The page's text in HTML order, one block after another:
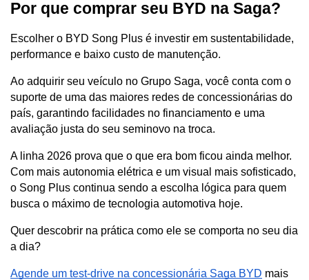
Por que comprar seu BYD na Saga?
Escolher o BYD Song Plus é investir em sustentabilidade,
performance e baixo custo de manutenção.
Ao adquirir seu veículo no Grupo Saga, você conta com o
suporte de uma das maiores redes de concessionárias do
país, garantindo facilidades no financiamento e uma
avaliação justa do seu seminovo na troca.
A linha 2026 prova que o que era bom ficou ainda melhor.
Com mais autonomia elétrica e um visual mais sofisticado,
o Song Plus continua sendo a escolha lógica para quem
busca o máximo de tecnologia automotiva hoje.
Quer descobrir na prática como ele se comporta no seu dia
a dia?
Agende um test-drive na concessionária Saga BYD mais